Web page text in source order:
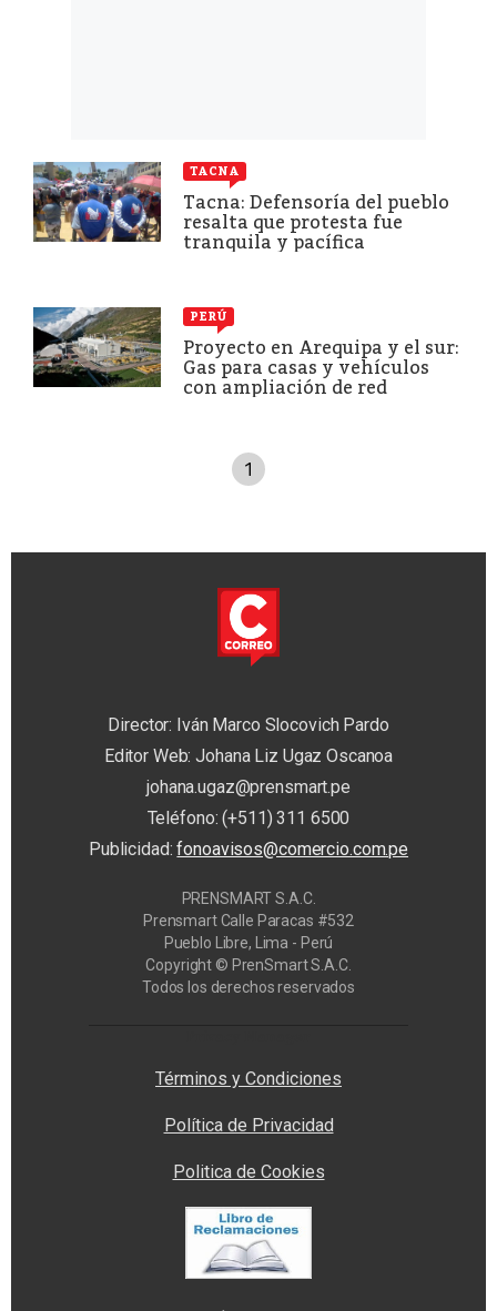
TACNA
Tacna: Defensoría del pueblo
resalta que protesta fue
tranquila y pacífica
PERÚ
Proyecto en Arequipa y el sur:
Gas para casas y vehículos
con ampliación de red
1
Director: Iván Marco Slocovich Pardo
Editor Web: Johana Liz Ugaz Oscanoa
johana.ugaz@prensmart.pe
Teléfono: (+511) 311 6500
Publicidad:fonoavisos@comercio.com.pe
PRENSMART S.A.C.
Prensmart Calle Paracas #532
Pueblo Libre, Lima - Perú
Copyright © PrenSmart S.A.C.
Todos los derechos reservados
Términos y Condiciones
Política de Privacidad
Politica de Cookies